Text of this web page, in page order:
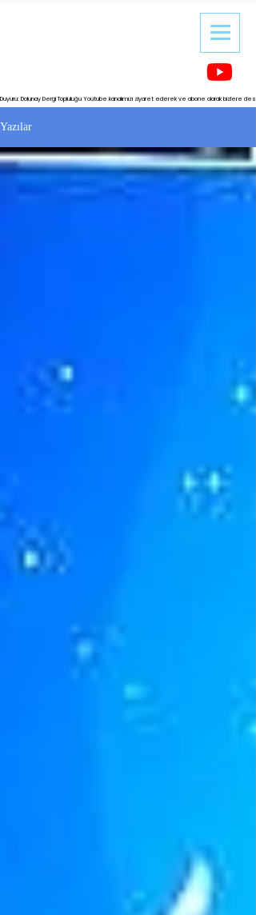
Duyuru: Dolunay Dergi Topluluğu Youtube kanalımızı ziyaret ederek ve abone olarak bizlere
Yazılar